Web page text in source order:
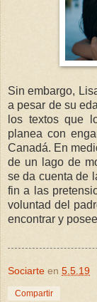
Sin embargo,
a pesar de su
los textos que
planea con
Canadá. En
de un lago de
se da cuenta de
fin a las
voluntad del
encontrar y
Sociarte en 5.5.19
Compartir